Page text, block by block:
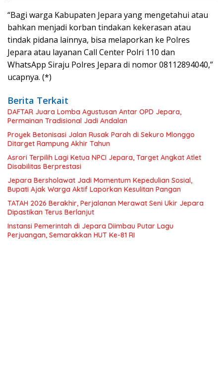
“Bagi warga Kabupaten Jepara yang mengetahui atau
bahkan menjadi korban tindakan kekerasan atau
tindak pidana lainnya, bisa melaporkan ke Polres
Jepara atau layanan Call Center Polri 110 dan
WhatsApp Siraju Polres Jepara di nomor 08112894040,”
ucapnya. (*)
Berita Terkait
DAFTAR Juara Lomba Agustusan Antar OPD Jepara,
Permainan Tradisional Jadi Andalan
Proyek Betonisasi Jalan Rusak Parah di Sekuro Mlonggo
Ditarget Rampung Akhir Tahun
Asrori Terpilih Lagi Ketua NPCI Jepara, Target Angkat Atlet
Disabilitas Berprestasi
Jepara Bersholawat Jadi Momentum Kepedulian Sosial,
Bupati Ajak Warga Aktif Laporkan Kesulitan Pangan
TATAH 2026 Berakhir, Perjalanan Merawat Seni Ukir Jepara
Dipastikan Terus Berlanjut
Instansi Pemerintah di Jepara Diimbau Putar Lagu
Perjuangan, Semarakkan HUT Ke-81 RI